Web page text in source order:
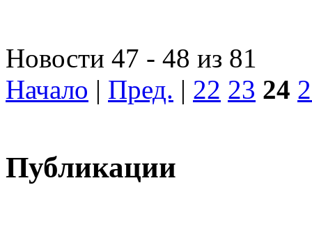
Новости 47 - 48 из 81
Начало | Пред. | 22 23 24
Публикации